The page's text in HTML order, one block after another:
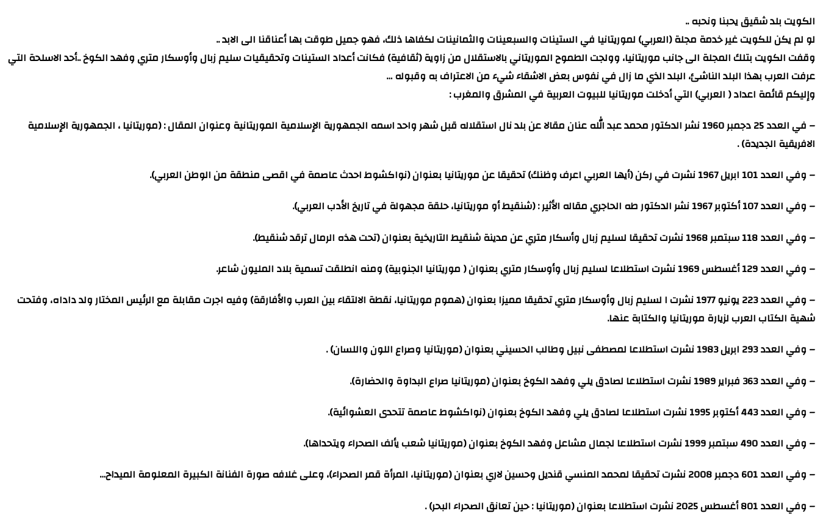
الكويت بلد شقيق يحبنا ونحبه ..
لو لم يكن للكويت غير خدمة مجلة (العربي) لموريتانيا في الستينات والسبعينات والثمانينات لكفاها ذلك، فهو جميل طوقت بها أعناقنا الى الابد ..
وقفت الكويت بتلك المجلة الى جانب موريتانيا، وولجت الطموح الموريتاني بالاستقلال من زاوية (ثقافية) فكانت أعداد الستينات وتحقيقيات سليم زبال وأوسكار متري وفهد الكوخ ..أحد الاسلحة التي
عرفت العرب بهذا البلد الناشئ، البلد الذي ما زال في نفوس بعض الاشقاء شيء من الاعتراف به وقبوله …
وإليكم قائمة اعداد ( العربي) التي أدخلت موريتانيا للبيوت العربية في المشرق والمغرب :
– في العدد 25 دجمبر 1960 نشر الدكتور محمد عبد الله عنان مقالا عن بلد نال استقلاله قبل شهر واحد اسمه الجمهورية الإسلامية الموريتانية وعنوان المقال : (موريتانيا ، الجمهورية الإسلامية
الافريقية الجديدة) .
– وفي العدد 101 ابريل 1967 نشرت في ركن (أيها العربي اعرف وظنك) تحقيقا عن موريتانيا بعنوان (نواكشوط احدث عاصمة في اقصى منطقة من الوطن العربي).
– وفي العدد 107 أكتوبر 1967 نشر الدكتور طه الحاجري مقاله الأثير : (شنقيط أو موريتانيا، حلقة مجهولة في تاريخ الأدب العربي).
– وفي العدد 118 سبتمبر 1968 نشرت تحقيقا لسليم زبال وأسكار متري عن مدينة شنقيط التاريخية بعنوان (تحت هذه الرمال ترقد شنقيط).
– وفي العدد 129 أغسطس 1969 نشرت استطلاعا لسليم زبال وأوسكار متري بعنوان ( موريتانيا الجنوبية) ومنه انطلقت تسمية بلاد المليون شاعر.
– وفي العدد 223 يونيو 1977 نشرت ا لسليم زبال وأوسكار متري تحقيقا مميزا بعنوان (هموم موريتانيا، نقطة الالتقاء بين العرب والأفارقة) وفيه اجرت مقابلة مع الرئيس المختار ولد داداه، وفتحت
شهية الكتاب العرب لزيارة موريتانيا والكتابة عنها.
– وفي العدد 293 ابريل 1983 نشرت استطلاعا لمصطفى نبيل وطالب الحسيني بعنوان (موريتانيا وصراع اللون واللسان) .
– وفي العدد 363 فبراير 1989 نشرت استطلاعا لصادق يلي وفهد الكوخ بعنوان (موريتانيا صراع البداوة والحضارة).
– وفي العدد 443 أكتوبر 1995 نشرت استطلاعا لصادق يلي وفهد الكوخ بعنوان (نواكشوط عاصمة تتحدى العشوائية).
– وفي العدد 490 سبتمبر 1999 نشرت استطلاعا لجمال مشاعل وفهد الكوخ بعنوان (موريتانيا شعب يألف الصحراء ويتحداها).
– وفي العدد 601 دجمبر 2008 نشرت تحقيقا لمحمد المنسي قنديل وحسين لاري بعنوان (موريتانيا، المرأة قمر الصحراء)، وعلى غلافه صورة الفنانة الكبيرة المعلومة الميداح…
– وفي العدد 801 أغسطس 2025 نشرت استطلاعا بعنوان (موريتانيا : حين تعانق الصحراء البحر) .